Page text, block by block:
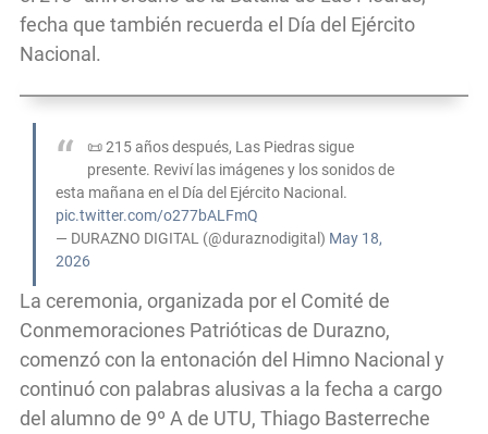
fecha que también recuerda el Día del Ejército
Nacional.
📜 215 años después, Las Piedras sigue
presente. Reviví las imágenes y los sonidos de
esta mañana en el Día del Ejército Nacional.
pic.twitter.com/o277bALFmQ
— DURAZNO DIGITAL (@duraznodigital) May 18,
2026
La ceremonia, organizada por el Comité de
Conmemoraciones Patrióticas de Durazno,
comenzó con la entonación del Himno Nacional y
continuó con palabras alusivas a la fecha a cargo
del alumno de 9º A de UTU, Thiago Basterreche